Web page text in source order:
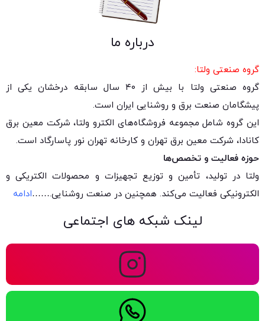
درباره ما
گروه صنعتی ولتا:
گروه صنعتی ولتا با بیش از ۴۰ سال سابقه درخشان یکی از
پیشگامان صنعت برق و روشنایی ایران است.
این گروه شامل مجموعه فروشگاه‌های الکترو ولتا، شرکت معین برق
کانادا، شرکت معین برق تهران و کارخانه تهران نور پاسارگاد است.
حوزه فعالیت و تخصص‌ها
ولتا در تولید، تأمین و توزیع تجهیزات و محصولات الکتریکی و
الکترونیکی فعالیت می‌کند. همچنین در صنعت روشنایی.……ادامه
لینک شبکه های اجتماعی